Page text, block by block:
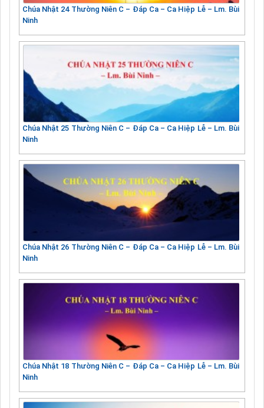
Chúa Nhật 24 Thường Niên C – Đáp Ca – Ca Hiệp Lễ – Lm. Bùi
Ninh
Chúa Nhật 25 Thường Niên C – Đáp Ca – Ca Hiệp Lễ – Lm. Bùi
Ninh
Chúa Nhật 26 Thường Niên C – Đáp Ca – Ca Hiệp Lễ – Lm. Bùi
Ninh
Chúa Nhật 18 Thường Niên C – Đáp Ca – Ca Hiệp Lễ – Lm. Bùi
Ninh